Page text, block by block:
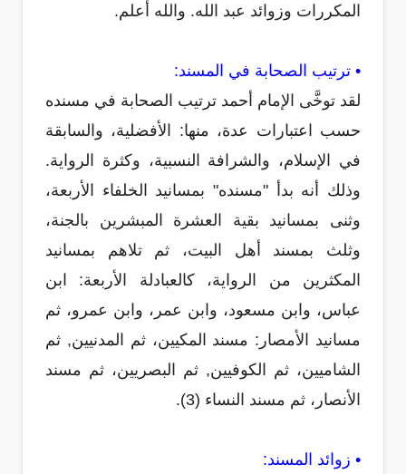
المكررات وزوائد عبد الله. والله أعلم.
• ترتيب الصحابة في المسند:
لقد توخَّى الإمام أحمد ترتيب الصحابة في مسنده
حسب اعتبارات عدة، منها: الأفضلية، والسابقة
في الإسلام، والشرافة النسبية، وكثرة الرواية.
وذلك أنه بدأ "مسنده" بمسانيد الخلفاء الأربعة،
وثنى بمسانيد بقية العشرة المبشرين بالجنة،
وثلث بمسند أهل البيت، ثم تلاهم بمسانيد
المكثرين من الرواية، كالعبادلة الأربعة: ابن
عباس، وابن مسعود، وابن عمر، وابن عمرو، ثم
مسانيد الأمصار: مسند المكيين، ثم المدنيين, ثم
الشاميين، ثم الكوفيين, ثم البصريين، ثم مسند
الأنصار، ثم مسند النساء (3).
• زوائد المسند: